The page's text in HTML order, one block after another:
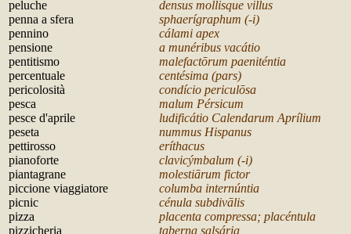
peluche
densus mollisque villus
penna a sfera
sphaerígraphum (-i)
pennino
cálami apex
pensione
a munéribus vacátio
pentitismo
malefactōrum paeniténtia
percentuale
centésima (pars)
pericolosità
condício periculōsa
pesca
malum Pérsicum
pesce d'aprile
ludificátio Calendarum Aprílium
peseta
nummus Hispanus
pettirosso
eríthacus
pianoforte
clavicýmbalum (-i)
piantagrane
molestiārum fictor
piccione viaggiatore
columba internúntia
picnic
cénula subdivālis
pizza
placenta compressa; placéntula
pizzicheria
taberna salsária